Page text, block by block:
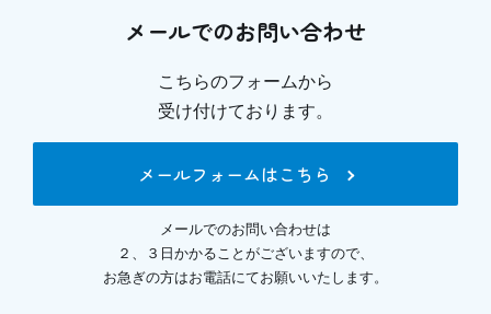
メールでのお問い合わせ
こちらのフォームから
受け付けております。
メールフォームはこちら
メールでのお問い合わせは
２、３日かかることがございますので、
お急ぎの方はお電話にてお願いいたします。